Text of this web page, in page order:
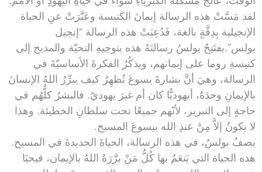
لقد مَسَّتْ هذه الرسالة إيمانَ الكنيسة وعَبَّرَتْ عنِ الحياة
الإنجيلية بِدِقَّةٍ بالغة، فَدُعِيَتْ هذه الرسالة “إنجيل
بولس”.يفتَتِحُ بولسُ رسالتَهُ هذه بتوجيهِ التحيّة والمديح إلى
كنيسةِ روما على إيمانهم، ويذكُرُ الفكرةَ الأساسيّةَ في
الرسالة، وهيَ أنَّ بشارةَ يسوعَ تُظهِرُ كيف يبرِّرُ اللهُ الإنسانَ
بالإيمانِ وحدَهُ، أيهوديًّا كان أم غيرَ يهوديّ. فالبشرُ كلُّهُم في
حاجةٍ إلى التبرير، لأنّهم جميعًا تحت سلطانِ الخطيئة. وهذا
لا يكونُ إلاَّ مِنْ عندِ الله بيسوعَ المسيح.
يصفُ بولسُ، في هذه الرسالة، الحياةَ الجديدةَ في المسيح.
هذه الحياة التي يَنعَمُ بها كُلُّ مَنْ برَّرَهُ اللهُ بالإيمان، فيحيَا